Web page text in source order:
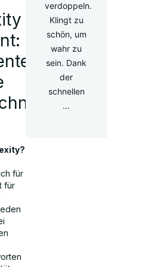
für
für
verdoppeln.
Klingt zu
schön, um
wahr zu
sein. Dank
der
schnellen
…